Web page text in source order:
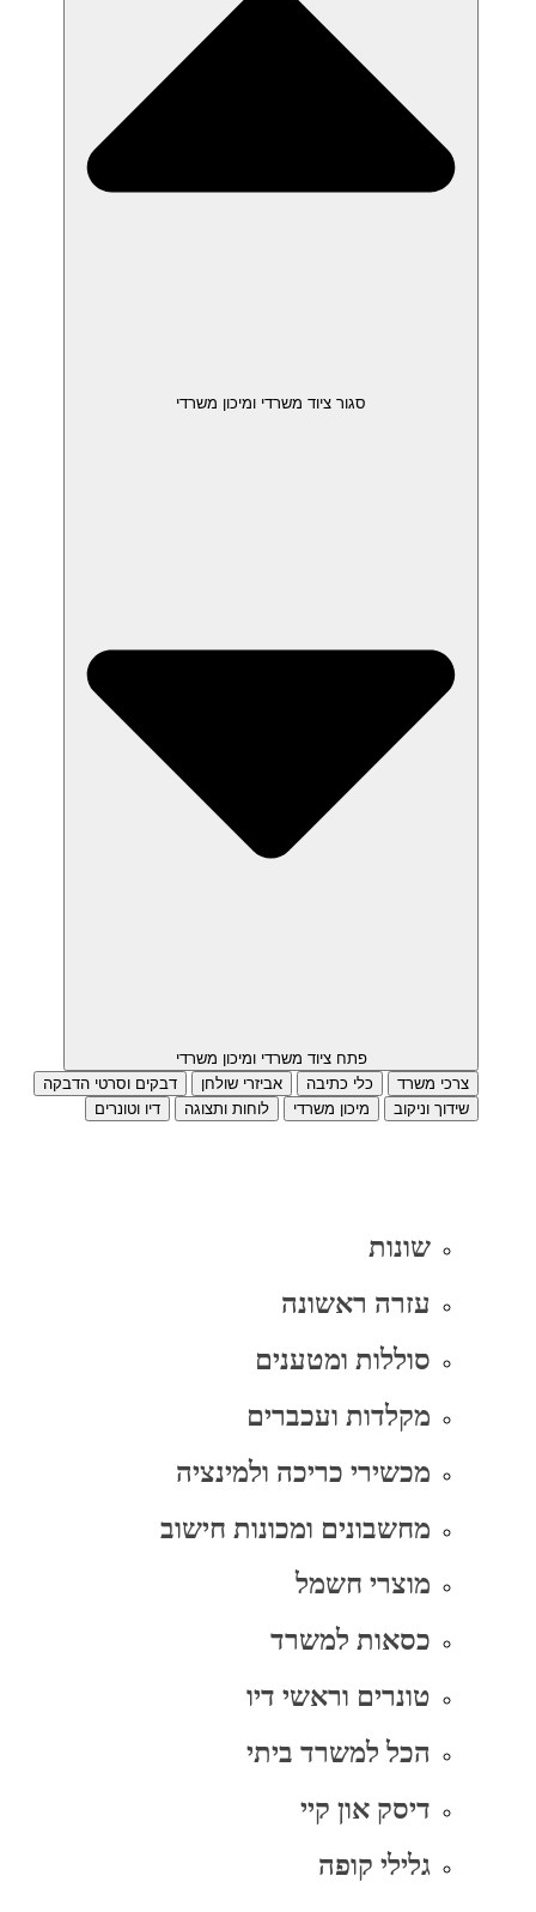
סגור ציוד משרדי ומיכון משרדי
פתח ציוד משרדי ומיכון משרדי
צרכי משרד
כלי כתיבה אביזרי שולחן
דבקים וסרטי הדבקה
שידוך וניקוב
מיכון משרדי לוחות ותצוגה דיו וטונרים
שונות
עזרה ראשונה
סוללות ומטענים
מקלדות ועכברים
מכשירי כריכה ולמינציה
מחשבונים ומכונות חישוב
מוצרי חשמל
כסאות למשרד
טונרים וראשי דיו
הכל למשרד ביתי
דיסק און קיי
גלילי קופה